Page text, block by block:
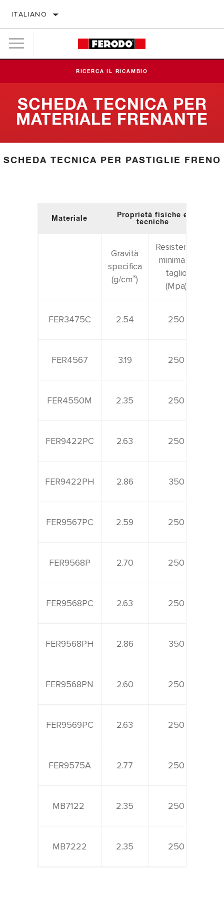
ITALIANO
RICERCA IL RICAMBIO
SCHEDA TECNICA PER
MATERIALE FRENANTE
SCHEDA TECNICA PER PASTIGLIE FRENO
Materiale
Proprietà fisiche e
tecniche
Gravità
specifica
(g/cm³)
Resistenza
minima al
taglio
(Mpa)
FER3475C 2.54 250
FER4567 3.19 250
FER4550M 2.35 250
FER9422PC 2.63 250
FER9422PH 2.86 350
FER9567PC 2.59 250
FER9568P 2.70 250
FER9568PC 2.63 250
FER9568PH 2.86 350
FER9568PN 2.60 250
FER9569PC 2.63 250
FER9575A 2.77 250
MB7122 2.35 250
MB7222 2.35 250